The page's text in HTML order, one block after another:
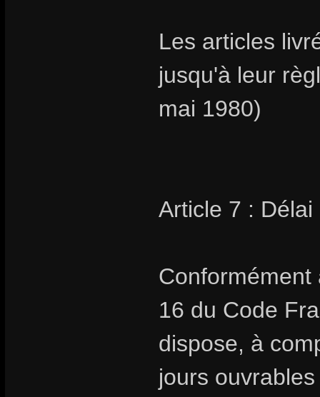
Les articles
jusqu'à leur
mai 1980)
Article 7 :
Conformément
16 du Code
dispose, à
jours